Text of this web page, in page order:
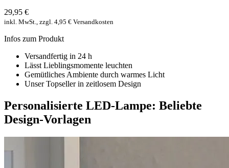
29,95 €
inkl. MwSt., zzgl. 4,95 € Versandkosten
Infos zum Produkt
Versandfertig in 24 h
Lässt Lieblingsmomente leuchten
Gemütliches Ambiente durch warmes Licht
Unser Topseller in zeitlosem Design
Personalisierte LED-Lampe: Beliebte
Design-Vorlagen